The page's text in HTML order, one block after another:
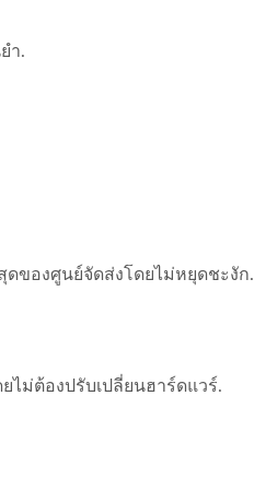
ำ.
ของศูนย์จัดส่งโดยไม่หยุดชะงัก.
ม่ต้องปรับเปลี่ยนฮาร์ดแวร์.